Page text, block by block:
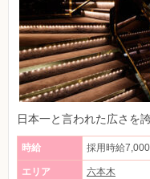
日本一と言われた広さを
時給 採用時給
エリア 六本木